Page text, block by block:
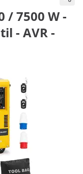
/ 7500 W -
- AVR -